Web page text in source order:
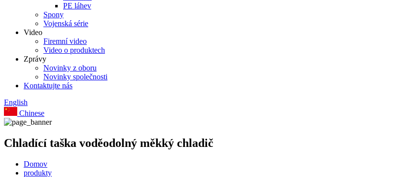
PE láhev
Spony
Vojenská série
Video
Firemní video
Video o produktech
Zprávy
Novinky z oboru
Novinky společnosti
Kontaktujte nás
English
Chinese
Chladící taška voděodolný měkký chladič
Domov
produkty